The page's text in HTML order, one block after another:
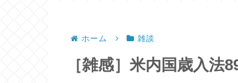
ホーム 雑談
［雑感］米内国歳入法